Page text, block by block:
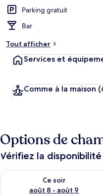
Parking gratuit
Bar
Tout afficher
Services et
Comme à la maison
Options de
Vérifiez la
Ce soir
août 8 - août 9
Vérifier la disponibilité pour